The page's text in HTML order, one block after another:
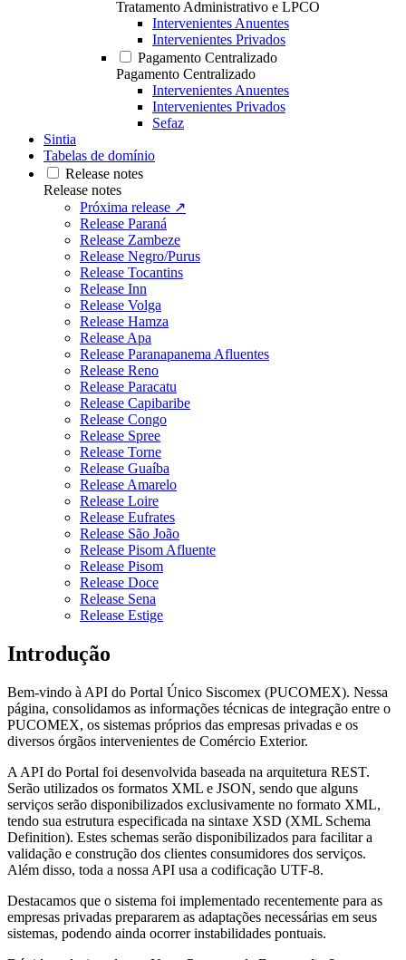
Tratamento Administrativo e LPCO
Intervenientes Anuentes
Intervenientes Privados
Pagamento Centralizado
Pagamento Centralizado
Intervenientes Anuentes
Intervenientes Privados
Sefaz
Sintia
Tabelas de domínio
Release notes
Release notes
Próxima release ↗
Release Paraná
Release Zambeze
Release Negro/Purus
Release Tocantins
Release Inn
Release Volga
Release Hamza
Release Apa
Release Paranapanema Afluentes
Release Reno
Release Paracatu
Release Capibaribe
Release Congo
Release Spree
Release Torne
Release Guaíba
Release Amarelo
Release Loire
Release Eufrates
Release São João
Release Pisom Afluente
Release Pisom
Release Doce
Release Sena
Release Estige
Introdução
Bem-vindo à API do Portal Único Siscomex (PUCOMEX). Nessa
página, consolidamos as informações técnicas de integração entre o
PUCOMEX, os sistemas próprios das empresas privadas e os
diversos órgãos intervenientes de Comércio Exterior.
A API do Portal foi desenvolvida baseada na arquitetura REST.
Serão utilizados os formatos XML e JSON, sendo que alguns
serviços serão disponibilizados exclusivamente no formato XML,
tendo sua estrutura especificada na sintaxe XSD (XML Schema
Definition). Estes schemas serão disponibilizados para facilitar a
validação e construção dos clientes consumidores dos serviços.
Além disso, toda a nossa API usa a codificação UTF-8.
Destacamos que o sistema foi implementado recentemente para as
empresas privadas prepararem as adaptações necessárias em seus
sistemas, podendo ainda ocorrer instabilidades pontuais.